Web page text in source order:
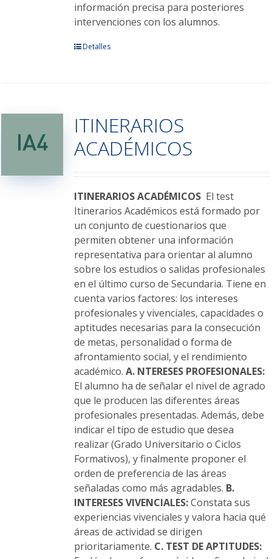
información precisa para posteriores
intervenciones con los alumnos.
Este
Las
opciones
se
en
la
página
de
producto
Detalles
ITINERARIOS
ACADÉMICOS
ITINERARIOS ACADÉMICOS El test
Itinerarios Académicos está formado por
un conjunto de cuestionarios que
permiten obtener una información
representativa para orientar al alumno
sobre los estudios o salidas profesionales
en el último curso de Secundaria. Tiene en
cuenta varios factores: los intereses
profesionales y vivenciales, capacidades o
aptitudes necesarias para la consecución
de metas, personalidad o forma de
afrontamiento social, y el rendimiento
académico. A. NTERESES PROFESIONALES:
El alumno ha de señalar el nivel de agrado
que le producen las diferentes áreas
profesionales presentadas. Además, debe
indicar el tipo de estudio que desea
realizar (Grado Universitario o Ciclos
Formativos), y finalmente proponer el
orden de preferencia de las áreas
señaladas como más agradables. B.
INTERESES VIVENCIALES:Constata sus
experiencias vivenciales y valora hacia qué
áreas de actividad se dirigen
prioritariamente. C. TEST DE APTITUDES: